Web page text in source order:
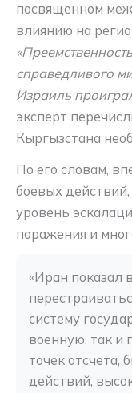
посвященном
влиянию на
справедливого
Израиль
эксперт
Кыргызстана
По его словам,
боевых
уровень
поражения и
«Иран показал
систему
военную, так и
точек отсчета,
действий,